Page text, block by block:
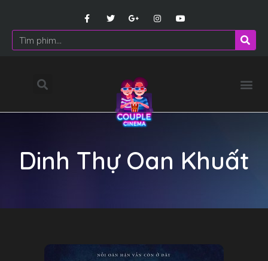
Dinh Thự Oan Khuất